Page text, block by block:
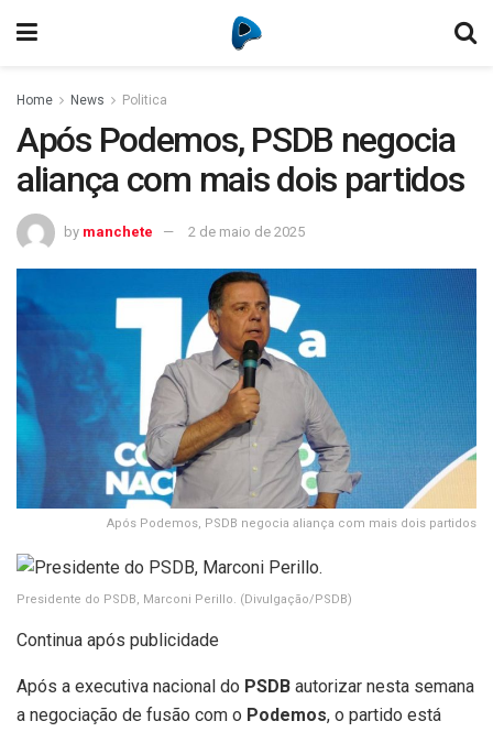
Home News Politica
Após Podemos, PSDB negocia
aliança com mais dois partidos
by manchete 2 de maio de 2025
Após Podemos, PSDB negocia aliança com mais dois partidos
Presidente do PSDB, Marconi Perillo. (Divulgação/PSDB)
Continua após publicidade
Após a executiva nacional do PSDB autorizar nesta semana
a negociação de fusão com o Podemos, o partido está